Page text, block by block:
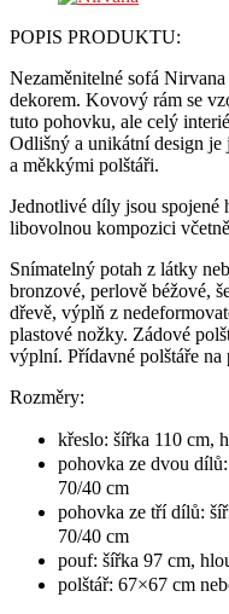
POPIS PRODUKTU:
Nezaměnitelné sofá
dekorem. Kovový rám se
tuto pohovku, ale celý
Odlišný a unikátní design je
a měkkými polštáři.
Jednotlivé díly jsou
libovolnou kompozici
Snímatelný potah z látky
bronzové, perlově béžové,
dřevě, výplň z
plastové nožky. Zádové
výplní. Přídavné polštáře na
Rozměry:
křeslo: šířka 110 cm,
pohovka ze dvou
70/40 cm
pohovka ze tří dílů:
70/40 cm
pouf: šířka 97 cm,
polštář: 67×67 cm